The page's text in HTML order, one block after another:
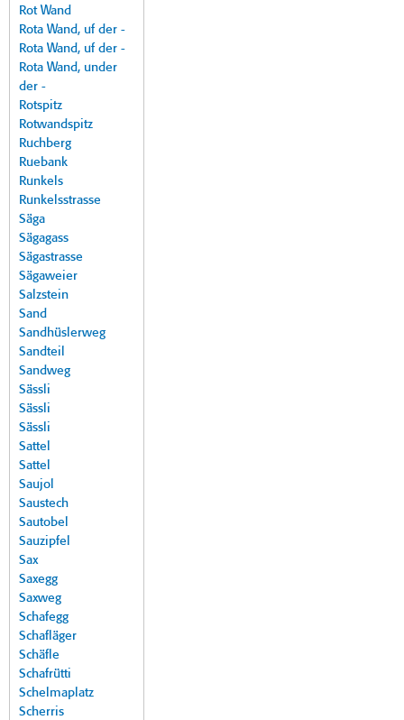
Rot Wand
Rota Wand, uf der -
Rota Wand, uf der -
Rota Wand, under
der -
Rotspitz
Rotwandspitz
Ruchberg
Ruebank
Runkels
Runkelsstrasse
Säga
Sägagass
Sägastrasse
Sägaweier
Salzstein
Sand
Sandhüslerweg
Sandteil
Sandweg
Sässli
Sässli
Sässli
Sattel
Sattel
Saujol
Saustech
Sautobel
Sauzipfel
Sax
Saxegg
Saxweg
Schafegg
Schafläger
Schäfle
Schafrütti
Schelmaplatz
Scherris